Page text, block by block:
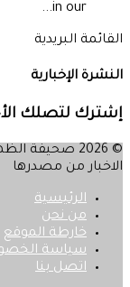
in our...
القائمة البريدية
النشرة الإخبارية
إشترك لتصلك
© 2026 صحيفة الظهيرة |
الاخبار من مصدرها
الرئيسية
من نحن
خارطة الموقع
سياسة
اتصل بنا